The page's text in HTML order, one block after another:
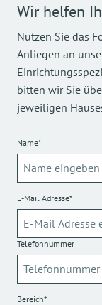
Wir helfen
Nutzen Sie das
Anliegen an
bitten wir Sie
jeweiligen
Name*
E-Mail Adresse*
Telefonnummer
Bereich*